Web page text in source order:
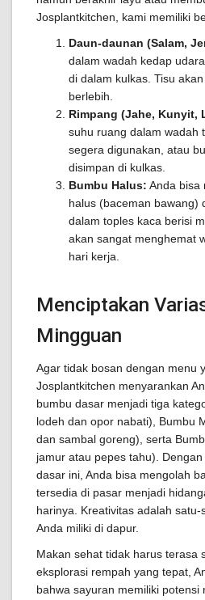
Josplantkitchen, kami memiliki
Daun-daunan (Salam,
dalam wadah kedap
di dalam kulkas. Tisu
berlebih.
Rimpang (Jahe, Kunyit,
suhu ruang dalam wadah
segera digunakan, atau
disimpan di kulkas.
Bumbu Halus: Anda bisa
halus (baceman bawang)
dalam toples kaca berisi
akan sangat menghemat
hari kerja.
Menciptakan
Mingguan
Agar tidak bosan dengan menu
Josplantkitchen menyarankan
bumbu dasar menjadi tiga
lodeh dan opor nabati), Bumbu
dan sambal goreng), serta
jamur atau pepes tahu).
dasar ini, Anda bisa mengolah
tersedia di pasar menjadi
harinya. Kreativitas adalah
Anda miliki di dapur.
Makan sehat tidak harus terasa
eksplorasi rempah yang tepat,
bahwa sayuran memiliki potensi